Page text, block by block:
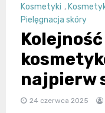
Kosmetyki ,
Pielęgnacja skóry
najpierw
24 czerwca 2025